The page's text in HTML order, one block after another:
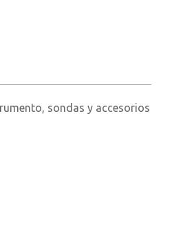
sondas y accesorios